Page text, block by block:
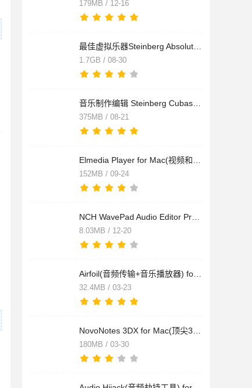
179MB / 12-16
1.7GB / 08-30
375MB / 08-21
152MB / 09-24
8.03MB / 12-20
32.4MB / 03-23
180MB / 03-30